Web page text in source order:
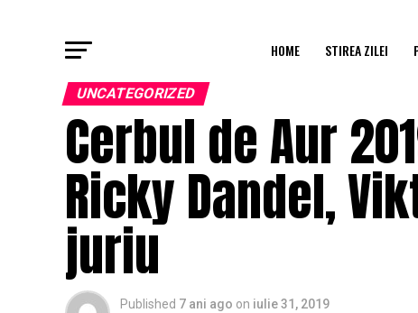
HOME STIREA ZILEI
UNCATEGORIZED
Cerbul de Aur
Ricky Dandel,
juriu
Published 7 ani ago on iulie 31, 2019